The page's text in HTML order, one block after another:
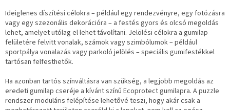
Ideiglenes díszítési célokra – például egy rendezvényre, egy fotózásra
vagy egy szezonális dekorációra – a festés gyors és olcsó megoldás
lehet, amelyet utólag el lehet távolítani. Jelölési célokra a gumilap
felületére felvitt vonalak, számok vagy szimbólumok – például
sportpálya vonalazás vagy parkoló jelölés – speciális gumifestékkel
tartósan felfesthetők.
Ha azonban tartós színváltásra van szükség, a legjobb megoldás az
eredeti gumilap cseréje a kívánt színű Ecoprotect gumilapra. A puzzle
rendszer moduláris felépítése lehetővé teszi, hogy akár csak a